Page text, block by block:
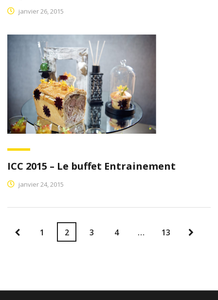
janvier 26, 2015
ICC 2015 – Le buffet Entrainement
janvier 24, 2015
1 2 3 4 … 13